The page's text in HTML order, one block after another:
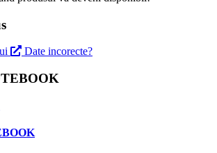
Date incorecte?